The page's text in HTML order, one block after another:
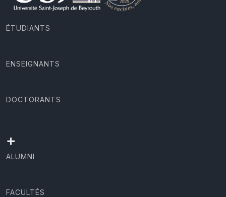
ÉTUDIANTS
ENSEIGNANTS
DOCTORANTS
+
ALUMNI
FACULTÉS